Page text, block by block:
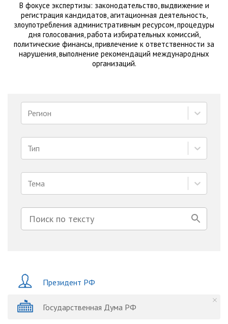
В фокусе экспертизы: законодательство, выдвижение и
регистрация кандидатов, агитационная деятельность,
злоупотребления административным ресурсом, процедуры
дня голосования, работа избирательных комиссий,
политические финансы, привлечение к ответственности за
нарушения, выполнение рекомендаций международных
организаций.
Регион
Тип
Тема
Президент РФ
Государственная Дума РФ